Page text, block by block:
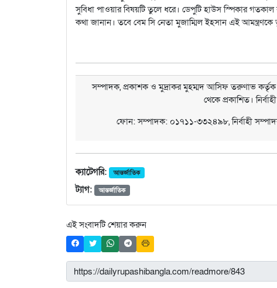
সুবিধা পাওয়ার বিষয়টি তুলে ধরে। ডেপুটি হাউস স্পিকার
কথা জানান। তবে বেম সি নেতা মুজাম্মিল ইহসান এই
সম্পাদক, প্রকাশক ও মুদ্রাকর মুহম্মদ আসিফ তরুণাভ কর্তৃক
থেকে প্রকাশিত।
ফোন: সম্পাদক: ০১৭১১-৩৩২৪৯৮, নির্বাহী
ক্যাটেগরি: আন্তর্জাতিক
ট্যাগ: আন্তর্জাতিক
এই সংবাদটি শেয়ার করুন